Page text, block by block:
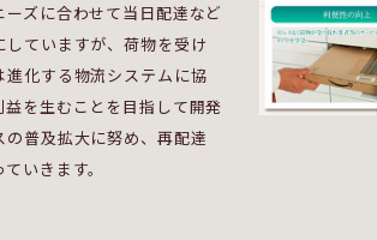
ズに合わせて当日配達など
ていますが、荷物を受け
化する物流システムに協
を生むことを目指して開発
普及拡大に努め、再配達
いきます。